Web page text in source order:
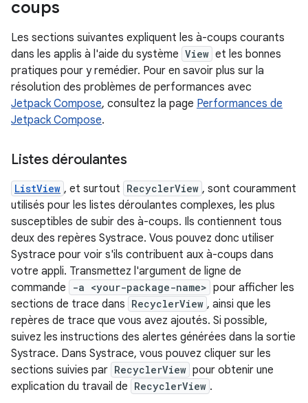
coups
Les sections suivantes expliquent les à-coups courants
dans les applis à l'aide du système View et les bonnes
pratiques pour y remédier. Pour en savoir plus sur la
résolution des problèmes de performances avec
Jetpack Compose, consultez la page Performances de
Jetpack Compose.
Listes déroulantes
ListView , et surtout RecyclerView , sont couramment
utilisés pour les listes déroulantes complexes, les plus
susceptibles de subir des à-coups. Ils contiennent tous
deux des repères Systrace. Vous pouvez donc utiliser
Systrace pour voir s'ils contribuent aux à-coups dans
votre appli. Transmettez l'argument de ligne de
commande
-a <your-package-name> pour afficher les
sections de trace dans RecyclerView , ainsi que les
repères de trace que vous avez ajoutés. Si possible,
suivez les instructions des alertes générées dans la sortie
Systrace. Dans Systrace, vous pouvez cliquer sur les
sections suivies par RecyclerView pour obtenir une
explication du travail de RecyclerView .